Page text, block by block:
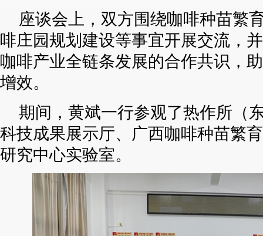
座谈会上，双方围绕咖啡种苗繁
啡庄园规划建设等事宜开展交流，
咖啡产业全链条发展的合作共识，
增效。
期间，黄斌一行参观了热作所（
科技成果展示厅、广西咖啡种苗繁
研究中心实验室。